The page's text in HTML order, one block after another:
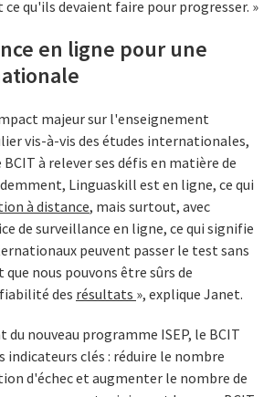
qu'ils devaient faire pour progresser. »
en ligne pour une
majeur sur l'enseignement
vis-à-vis des études internationales,
à relever ses défis en matière de
Linguaskill est en ligne, ce qui
à distance, mais surtout, avec
de surveillance en ligne, ce qui signifie
peuvent passer le test sans
que nous pouvons être sûrs de
des résultats », explique Janet.
nouveau programme ISEP, le BCIT
indicateurs clés : réduire le nombre
d'échec et augmenter le nombre de